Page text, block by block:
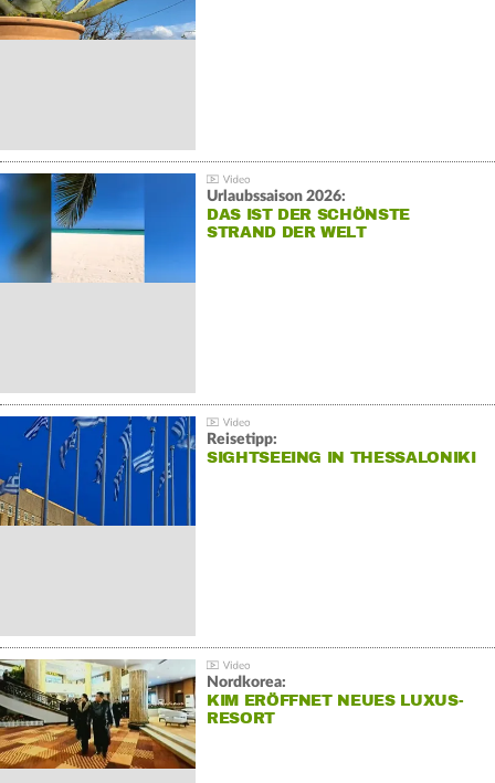
Urlaubssaison 2026:
DAS IST DER SCHÖNSTE
STRAND DER WELT
Reisetipp:
SIGHTSEEING IN THESSALONIKI
Nordkorea:
KIM ERÖFFNET NEUES LUXUS-
RESORT